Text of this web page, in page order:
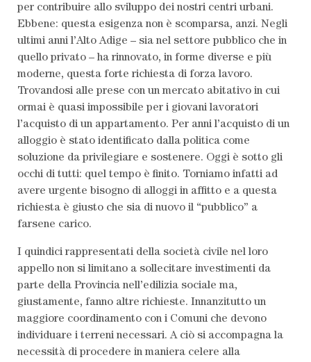
per contribuire allo sviluppo dei nostri centri urbani.
Ebbene: questa esigenza non è scomparsa, anzi. Negli
ultimi anni l’Alto Adige – sia nel settore pubblico che in
quello privato – ha rinnovato, in forme diverse e più
moderne, questa forte richiesta di forza lavoro.
Trovandosi alle prese con un mercato abitativo in cui
ormai è quasi impossibile per i giovani lavoratori
l’acquisto di un appartamento. Per anni l’acquisto di un
alloggio è stato identificato dalla politica come
soluzione da privilegiare e sostenere. Oggi è sotto gli
occhi di tutti: quel tempo è finito. Torniamo infatti ad
avere urgente bisogno di alloggi in affitto e a questa
richiesta è giusto che sia di nuovo il “pubblico” a
farsene carico.
I quindici rappresentati della società civile nel loro
appello non si limitano a sollecitare investimenti da
parte della Provincia nell’edilizia sociale ma,
giustamente, fanno altre richieste. Innanzitutto un
maggiore coordinamento con i Comuni che devono
individuare i terreni necessari. A ciò si accompagna la
necessità di procedere in maniera celere alla